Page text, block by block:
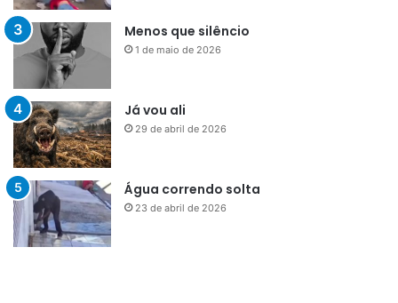
Menos que silêncio
1 de maio de 2026
Já vou ali
29 de abril de 2026
Água correndo solta
23 de abril de 2026